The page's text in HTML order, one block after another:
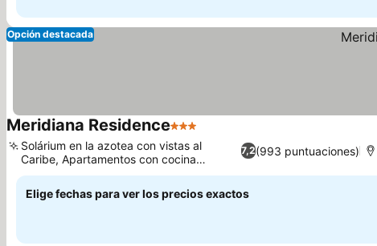
Opción destacada
Meridiana Residence3 Estrellas
7,2(993 puntuaciones)
Solárium en la azotea con vistas al
Caribe, Apartamentos con cocina
americana
Elige fechas para ver los precios exactos